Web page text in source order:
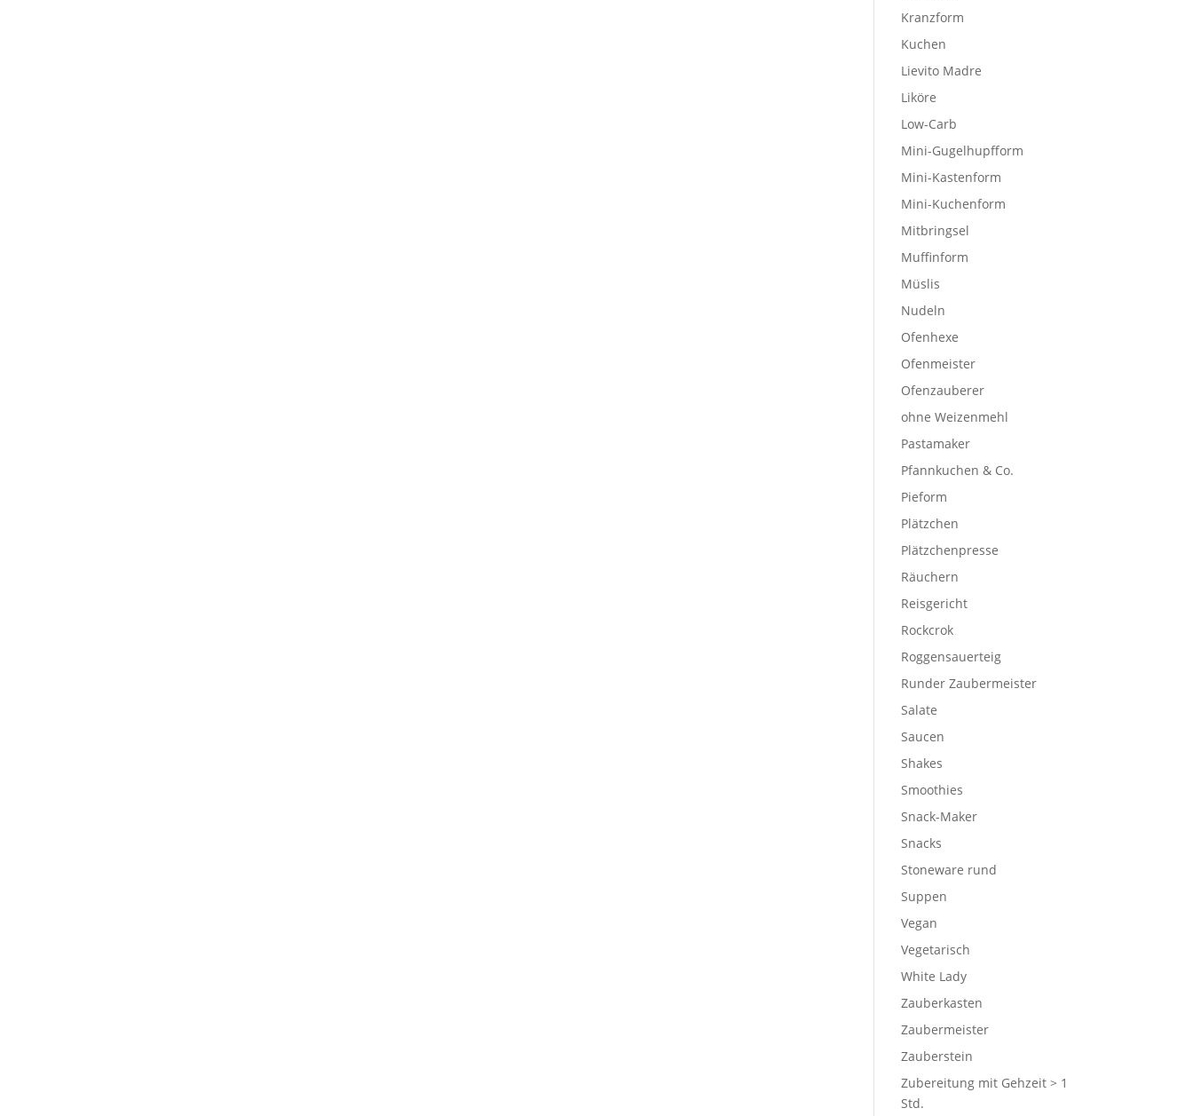
Kranzform
Kuchen
Lievito Madre
Liköre
Low-Carb
Mini-Gugelhupfform
Mini-Kastenform
Mini-Kuchenform
Mitbringsel
Muffinform
Müslis
Nudeln
Ofenhexe
Ofenmeister
Ofenzauberer
ohne Weizenmehl
Pastamaker
Pfannkuchen & Co.
Pieform
Plätzchen
Plätzchenpresse
Räuchern
Reisgericht
Rockcrok
Roggensauerteig
Runder Zaubermeister
Salate
Saucen
Shakes
Smoothies
Snack-Maker
Snacks
Stoneware rund
Suppen
Vegan
Vegetarisch
White Lady
Zauberkasten
Zaubermeister
Zauberstein
Zubereitung mit Gehzeit > 1
Std.